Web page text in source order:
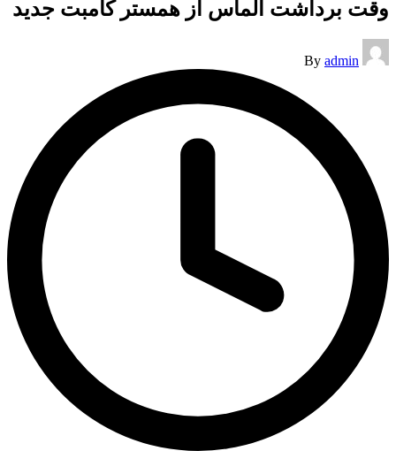
وقت برداشت الماس از همستر کامبت جدید
Posted
by
By admin